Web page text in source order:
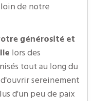
de notre
générosité et
lors des
tout au long du
sereinement
d'un peu de paix